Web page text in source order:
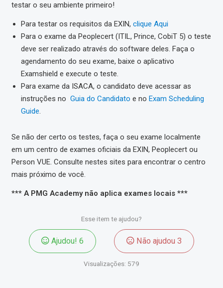
testar o seu ambiente primeiro!
Para testar os requisitos da EXIN, clique Aqui
Para o exame da Peoplecert (ITIL, Prince, CobiT 5) o teste
deve ser realizado através do software deles. Faça o
agendamento do seu exame, baixe o aplicativo
Examshield e execute o teste.
Para exame da ISACA, o candidato deve acessar as
instruções no Guia do Candidato e no Exam Scheduling
Guide.
Se não der certo os testes, faça o seu exame localmente
em um centro de exames oficiais da EXIN, Peoplecert ou
Person VUE. Consulte nestes sites para encontrar o centro
mais próximo de você.
*** A PMG Academy não aplica exames locais ***
Esse item te ajudou?
Ajudou!6 Não ajudou 3
Visualizações: 579